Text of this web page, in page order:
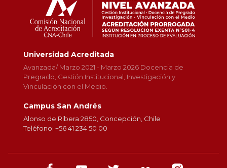
Universidad Acreditada
Avanzada/ Marzo 2021 - Marzo 2026 Docencia de
Pregrado, Gestión Institucional, Investigación y
Vinculación con el Medio.
Campus San Andrés
Alonso de Ribera 2850, Concepción, Chile
Teléfono: +56 41 234 50 00